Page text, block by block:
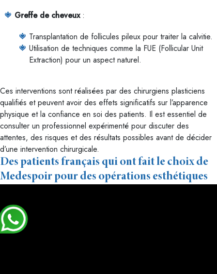
Greffe de cheveux:
Transplantation de follicules pileux pour traiter la calvitie.
Utilisation de techniques comme la FUE (Follicular Unit
Extraction) pour un aspect naturel.
Ces interventions sont réalisées par des chirurgiens plasticiens
qualifiés et peuvent avoir des effets significatifs sur l’apparence
physique et la confiance en soi des patients. Il est essentiel de
consulter un professionnel expérimenté pour discuter des
attentes, des risques et des résultats possibles avant de décider
d’une intervention chirurgicale.
Des patients français qui ont fait le choix de
Medespoir pour des opérations esthétiques